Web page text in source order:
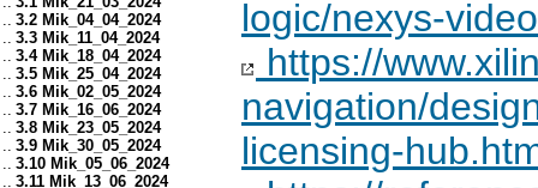
.. 3.2 Mik_04_04_2024
.. 3.3 Mik_11_04_2024
.. 3.4 Mik_18_04_2024
.. 3.5 Mik_25_04_2024
.. 3.6 Mik_02_05_2024
.. 3.7 Mik_16_06_2024
.. 3.8 Mik_23_05_2024
.. 3.9 Mik_30_05_2024
.. 3.10 Mik_05_06_2024
.. 3.11 Mik_13_06_2024
logic/nexys-
https://
navigation/
licensing-